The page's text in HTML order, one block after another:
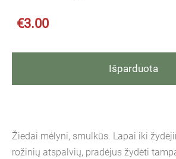
€3.00
Išparduota
Žiedai mėlyni, smulkūs. Lapai iki
rožinių atspalvių, pradėjus žydėti